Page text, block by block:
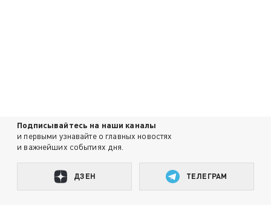
Подписывайтесь на наши каналы
и первыми узнавайте о главных новостях
и важнейших событиях дня.
ДЗЕН ТЕЛЕГРАМ